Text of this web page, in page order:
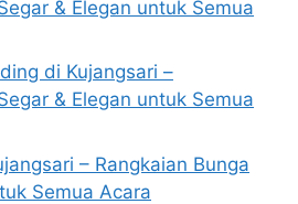
& Elegan untuk Semua
di Kujangsari –
& Elegan untuk Semua
– Rangkaian Bunga
Semua Acara